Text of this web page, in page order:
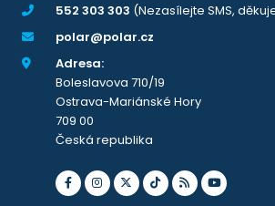
552 303 303 (Nezasílejte SMS,
polar@polar.cz
Adresa:
Boleslavova 710/19
Ostrava-Mariánské Hory
709 00
Česká republika